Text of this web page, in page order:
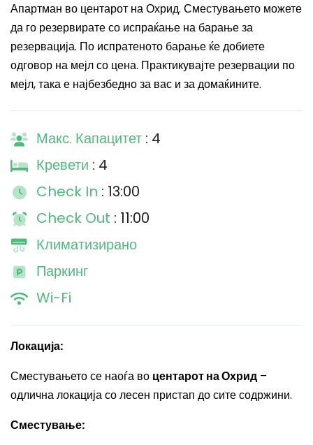
Апартман во центарот на Охрид. Сместувањето можете
да го резервирате со испраќање на барање за
резервација. По испратеното барање ќе добиете
одговор на мејл со цена. Практикувајте резервации по
мејл, така е најбезбедно за вас и за домаќините.
Макс. Капацитет : 4
Кревети : 4
Check In : 13:00
Check Out : 11:00
Климатизирано
Паркинг
Wi-Fi
Локација:
Сместувањето се наоѓа во центарот на Охрид –
одлична локација со лесен пристап до сите содржини.
Сместување: